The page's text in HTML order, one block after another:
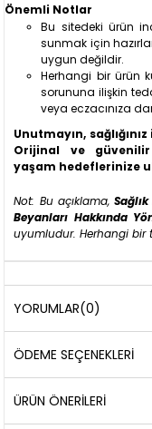
Önemli Notlar
Bu sitedeki ürün
sunmak için
uygun değildir.
Herhangi bir ürün
sorununa ilişkin
veya eczacınıza
Unutmayın,
Orijinal ve güvenilir
yaşam hedeflerinize
Not: Bu açıklama,
Beyanları Hakkında
uyumludur. Herhangi bir
YORUMLAR(0)
ÖDEME SEÇENEKLERI
ÜRÜN ÖNERILERI